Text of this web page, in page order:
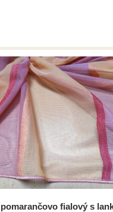
fialový s